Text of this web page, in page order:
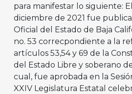
para manifestar lo siguiente:
diciembre de 2021 fue
Oficial del Estado de Baja
no. 53 correcpondiente a la
artículos 53,54 y 69 de la
del Estado Libre y soberano
cual, fue aprobada en la
XXIV Legislatura Estatal